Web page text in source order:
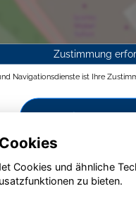
Zustimmung
Navigationsdienste ist Ihre
Zustimmen und
Cookies und ähnliche
zu bieten.